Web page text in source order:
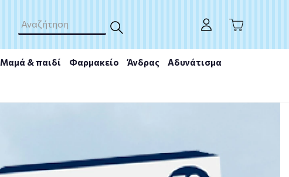
Μαμά & παιδί Φαρμακείο Άνδρας Αδυνάτισμα